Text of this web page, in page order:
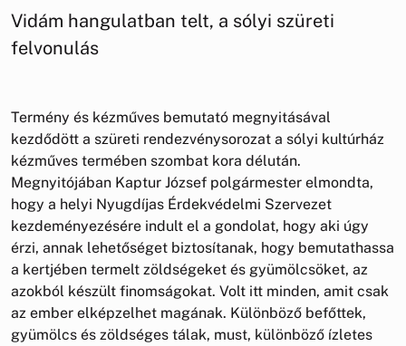
Vidám hangulatban telt, a sólyi szüreti
felvonulás
Termény és kézműves bemutató megnyitásával
kezdődött a szüreti rendezvénysorozat a sólyi kultúrház
kézműves termében szombat kora délután.
Megnyitójában Kaptur József polgármester elmondta,
hogy a helyi Nyugdíjas Érdekvédelmi Szervezet
kezdeményezésére indult el a gondolat, hogy aki úgy
érzi, annak lehetőséget biztosítanak, hogy bemutathassa
a kertjében termelt zöldségeket és gyümölcsöket, az
azokból készült finomságokat. Volt itt minden, amit csak
az ember elképzelhet magának. Különböző befőttek,
gyümölcs és zöldséges tálak, must, különböző ízletes